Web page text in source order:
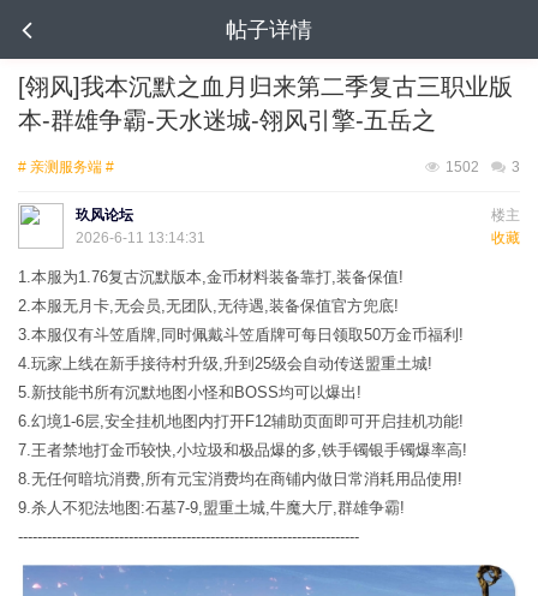
帖子详情
[翎风]我本沉默之血月归来第二季复古三职业版
本-群雄争霸-天水迷城-翎风引擎-五岳之
# 亲测服务端 # 3
1502
楼主
玖风论坛
收藏
2026-6-11 13:14:31
1.本服为1.76复古沉默版本,金币材料装备靠打,装备保值!
2.本服无月卡,无会员,无团队,无待遇,装备保值官方兜底!
3.本服仅有斗笠盾牌,同时佩戴斗笠盾牌可每日领取50万金币福利!
4.玩家上线在新手接待村升级,升到25级会自动传送盟重土城!
5.新技能书所有沉默地图小怪和BOSS均可以爆出!
6.幻境1-6层,安全挂机地图内打开F12辅助页面即可开启挂机功能!
7.王者禁地打金币较快,小垃圾和极品爆的多,铁手镯银手镯爆率高!
8.无任何暗坑消费,所有元宝消费均在商铺内做日常消耗用品使用!
9.杀人不犯法地图:石墓7-9,盟重土城,牛魔大厅,群雄争霸!
-----------------------------------------------------------------------